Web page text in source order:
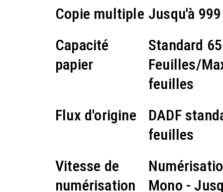
Copie multiple Jusqu'à
Capacité
papier
Standard
Feuilles/
feuilles
Flux d'origine
DADF
feuilles
Vitesse de
numérisation
Mono -